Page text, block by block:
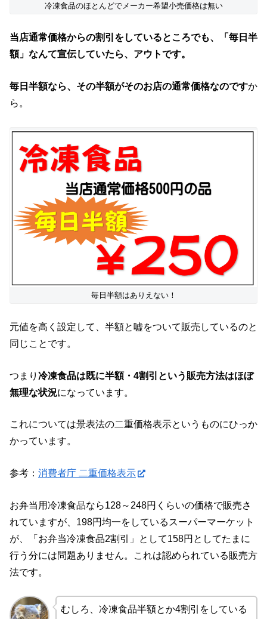
冷凍食品のほとんどでメーカー希望小売価格は無い
当店通常価格からの割引をしているところでも、「毎日半
額」なんて宣伝していたら、アウトです。
毎日半額なら、その半額がそのお店の通常価格なのですか
ら。
毎日半額はありえない！
元値を高く設定して、半額と嘘をついて販売しているのと
同じことです。
つまり 冷凍食品は既に半額・4割引という販売方法はほぼ
無理な状況になっています。
これについては景表法の二重価格表示というものにひっか
かっています。
参考： 消費者庁 二重価格表示
お弁当用冷凍食品なら128～248円くらいの価格で販売さ
れていますが、198円均一をしているスーパーマーケット
が、「お弁当冷凍食品2割引」として158円としてたまに
行う分には問題ありません。これは認められている販売方
法です。
むしろ、冷凍食品半額とか4割引をしている